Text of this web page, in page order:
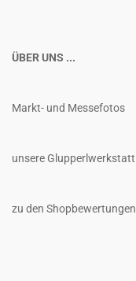
ÜBER UNS ...
Markt- und Messefotos
unsere Glupperlwerkstatt
zu den Shopbewertungen